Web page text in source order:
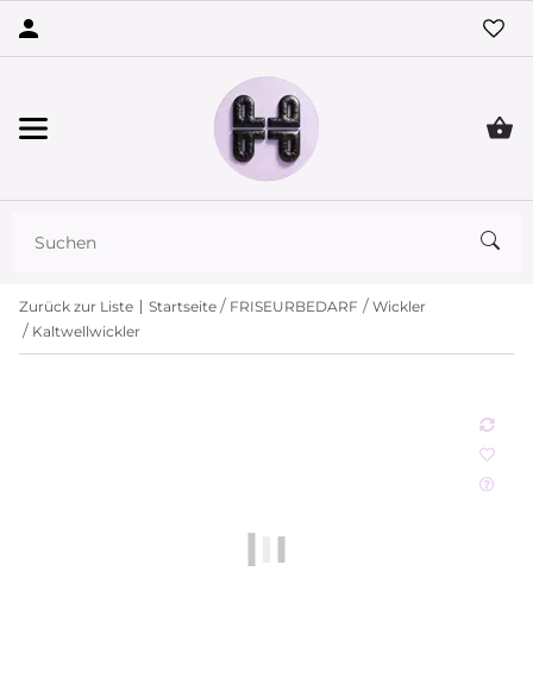
Zurück zur Liste Startseite FRISEURBEDARF
Wickler
Kaltwellwickler